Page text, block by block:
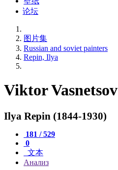
论坛
图片集
Russian and soviet painters
Repin, Ilya
Viktor Vasnetsov
Ilya Repin (1844-1930)
181 / 529
0
文本
Анализ